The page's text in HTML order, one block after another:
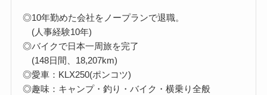
◎10年勤めた会社をノープランで退職。
(人事経験10年)
◎バイクで日本一周旅を完了
(148日間、18,207km)
◎愛車：KLX250(ポンコツ)
◎趣味：キャンプ・釣り・バイク・横乗り全般